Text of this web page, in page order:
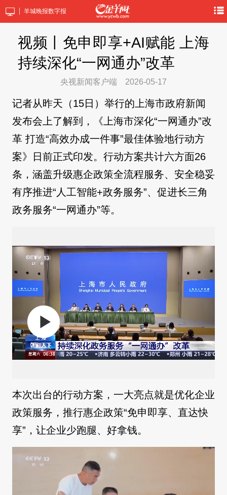
羊城晚报数字报
视频丨免申即享+AI赋能 上海
持续深化“一网通办”改革
央视新闻客户端 2026-05-17
记者从昨天（15日）举行的上海市政府新闻
发布会上了解到，《上海市深化“一网通办”改
革 打造“高效办成一件事”最佳体验地行动方
案》日前正式印发。行动方案共计六方面26
条，涵盖升级惠企政策全流程服务、安全稳妥
有序推进“人工智能+政务服务”、促进长三角
政务服务“一网通办”等。
本次出台的行动方案，一大亮点就是优化企业
政策服务，推行惠企政策“免申即享、直达快
享”，让企业少跑腿、好拿钱。